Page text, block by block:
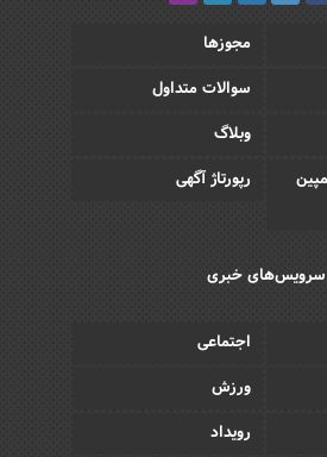
مجوزها
سوالات متداول
وبلاگ
رپورتاژ آگهی
سرویس‌های خبری
اجتماعی
ورزش
رویداد